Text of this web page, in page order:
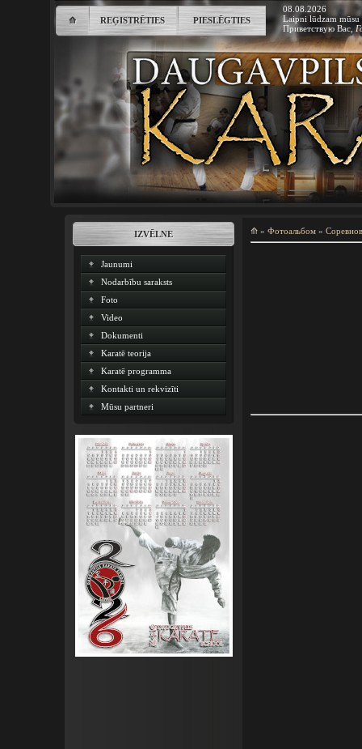
⟰ REĢISTRĒTIES PIESLĒGTIES
08.08.2026
Laipni lūdzam mūsu
Приветствую Вас ,
IZVĒLNE
Jaunumi
Nodarbību saraksts
Foto
Video
Dokumenti
Karatē teorija
Karatē programma
Kontakti un rekvizīti
Mūsu partneri
⟰ » Фотоальбом »